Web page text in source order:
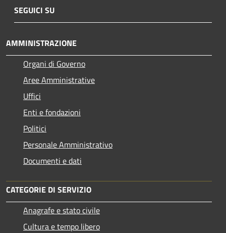
SEGUICI SU
AMMINISTRAZIONE
Organi di Governo
Aree Amministrative
Uffici
Enti e fondazioni
Politici
Personale Amministrativo
Documenti e dati
CATEGORIE DI SERVIZIO
Anagrafe e stato civile
Cultura e tempo libero